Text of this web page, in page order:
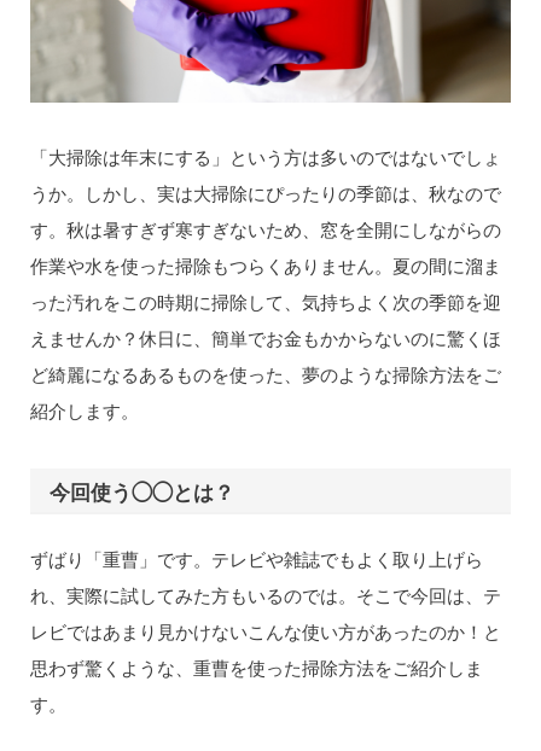
「大掃除は年末にする」という方は多いのではないでしょ
うか。しかし、実は大掃除にぴったりの季節は、秋なので
す。秋は暑すぎず寒すぎないため、窓を全開にしながらの
作業や水を使った掃除もつらくありません。夏の間に溜ま
った汚れをこの時期に掃除して、気持ちよく次の季節を迎
えませんか？休日に、簡単でお金もかからないのに驚くほ
ど綺麗になるあるものを使った、夢のような掃除方法をご
紹介します。
今回使う◯◯とは？
ずばり「重曹」です。テレビや雑誌でもよく取り上げら
れ、実際に試してみた方もいるのでは。そこで今回は、テ
レビではあまり見かけないこんな使い方があったのか！と
思わず驚くような、重曹を使った掃除方法をご紹介しま
す。